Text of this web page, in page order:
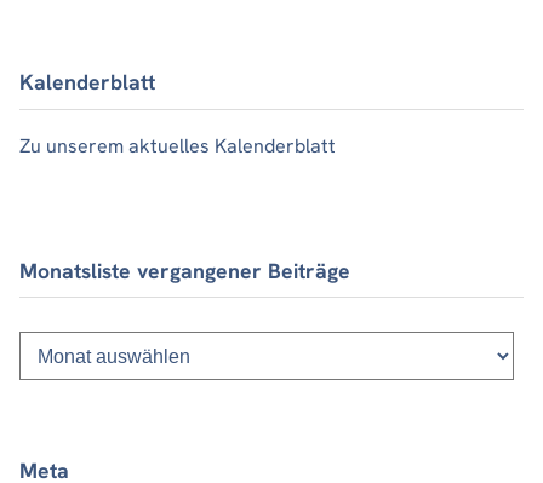
Kalenderblatt
Zu unserem aktuelles Kalenderblatt
Monatsliste vergangener Beiträge
Monatsliste
vergangener
Beiträge
Meta